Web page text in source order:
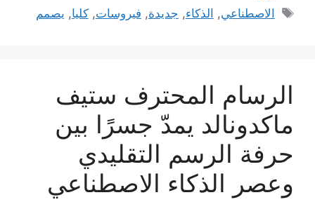
الوسوم
الاصطناعي, الذكاء, جديدة, فيروسات,كليا, يصمم
الرسام المحترف ستيف
ماكدونالد يمدّ جسرًا بين
حرفة الرسم التقليدي
وعصر الذكاء الاصطناعي